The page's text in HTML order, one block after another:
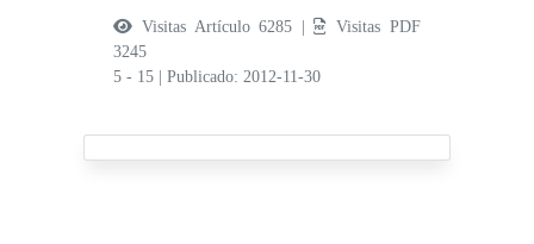
Visitas Artículo 6285 |
Visitas PDF
3245
5 - 15
|Publicado: 2012-11-30